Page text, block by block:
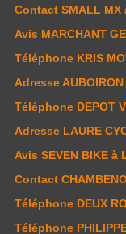
Contact SMALL MX
Avis MARCHANT
Téléphone KRIS
Adresse
Téléphone DEPOT
Adresse LAURE
Avis SEVEN BIKE à
Contact
Téléphone DEUX
Téléphone